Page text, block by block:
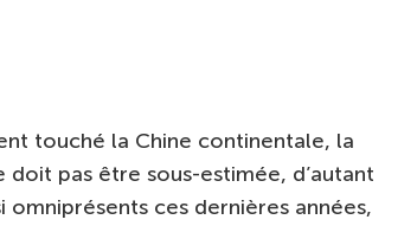
touché la Chine continentale, la
pas être sous-estimée, d’autant
omniprésents ces dernières années,